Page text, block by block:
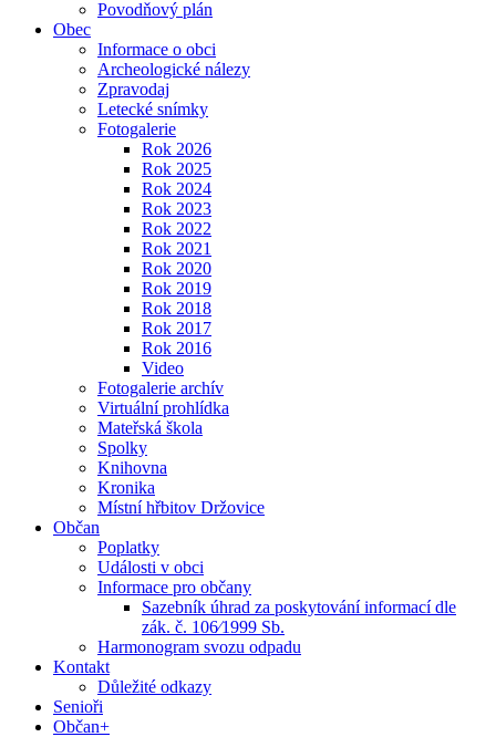
Povodňový plán
Obec
Informace o obci
Archeologické nálezy
Zpravodaj
Letecké snímky
Fotogalerie
Rok 2026
Rok 2025
Rok 2024
Rok 2023
Rok 2022
Rok 2021
Rok 2020
Rok 2019
Rok 2018
Rok 2017
Rok 2016
Video
Fotogalerie archív
Virtuální prohlídka
Mateřská škola
Spolky
Knihovna
Kronika
Místní hřbitov Držovice
Občan
Poplatky
Události v obci
Informace pro občany
Sazebník úhrad za poskytování informací dle
zák. č. 106⁄1999 Sb.
Harmonogram svozu odpadu
Kontakt
Důležité odkazy
Senioři
Občan+